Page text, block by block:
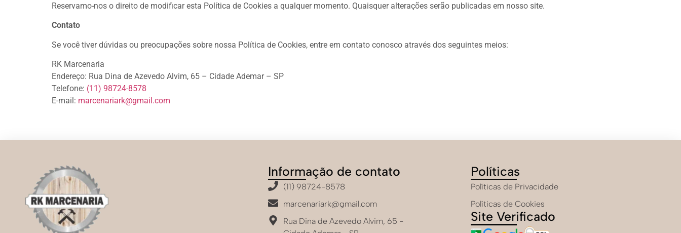
Reservamo-nos o direito de modificar esta Política de Cookies a qualquer momento. Quaisquer alterações serão publicadas em nosso site.
Contato
Se você tiver dúvidas ou preocupações sobre nossa Política de Cookies, entre em contato conosco através dos seguintes meios:
RK Marcenaria
Endereço: Rua Dina de Azevedo Alvim, 65 – Cidade Ademar – SP
Telefone: (11) 98724-8578
E-mail: marcenariark@gmail.com
Informação de contato
(11) 98724-8578
marcenariark@gmail.com
Rua Dina de Azevedo Alvim, 65 -
Políticas
Políticas de Privacidade
Políticas de Cookies
Site Verificado